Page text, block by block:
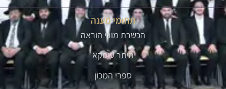
תחומי מענה
הכשרת מורי הוראה
היתר עיסקא
ספרי המכון